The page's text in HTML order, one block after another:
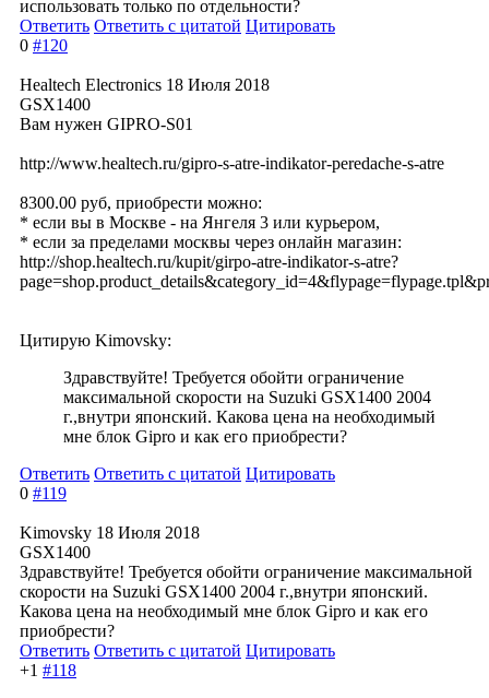
использовать только по отдельности?
Ответить Ответить с цитатой Цитировать
0 #120
Healtech Electronics 18 Июля 2018
GSX1400
Вам нужен GIPRO-S01
http://www.healtech.ru/gipro-s-atre-indikator-peredache-s-atre
8300.00 руб, приобрести можно:
* если вы в Москве - на Янгеля 3 или курьером,
* если за пределами москвы через онлайн магазин:
http://shop.healtech.ru/kupit/girpo-atre-indikator-s-atre?
Цитирую Kimovsky:
Здравствуйте! Требуется обойти ограничение
максимальной скорости на Suzuki GSX1400 2004
г.,внутри японский. Какова цена на необходимый
мне блок Gipro и как его приобрести?
Ответить Ответить с цитатой Цитировать
0 #119
Kimovsky 18 Июля 2018
GSX1400
Здравствуйте! Требуется обойти ограничение максимальной
скорости на Suzuki GSX1400 2004 г.,внутри японский.
Какова цена на необходимый мне блок Gipro и как его
приобрести?
Ответить Ответить с цитатой Цитировать
+1 #118